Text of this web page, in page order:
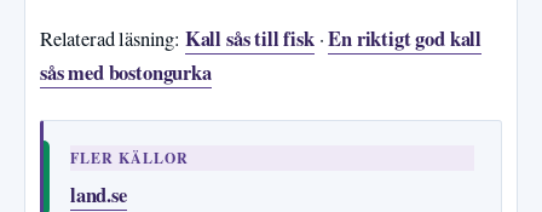
Relaterad läsning: Kall sås till fisk·En riktigt god kall
sås med bostongurka
FLER KÄLLOR
land.se